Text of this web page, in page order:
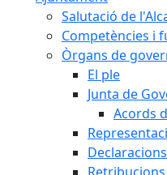
Salutació de
Competències i
Òrgans de
El ple
Junta de
Acords